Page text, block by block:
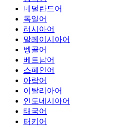
네덜란드어
독일어
러시아어
말레이시아어
벵골어
베트남어
스페인어
아랍어
이탈리아어
인도네시아어
태국어
터키어